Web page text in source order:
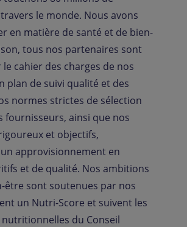
le monde. Nous avons
en matière de santé et de bien-
tous nos partenaires sont
cahier des charges de nos
plan de suivi qualité et des
normes strictes de sélection
fournisseurs, ainsi que nos
et objectifs,
approvisionnement en
et de qualité. Nos ambitions
être sont soutenues par nos
un Nutri-Score et suivent les
du Conseil